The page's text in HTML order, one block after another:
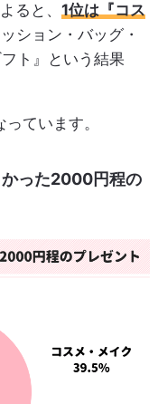
ると、 1位は『コス
ション・バッグ・
ト』という結果
ています。
った2000円程の